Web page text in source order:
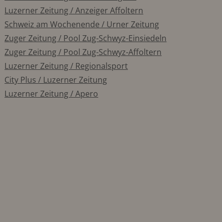
Luzerner Zeitung / Anzeiger Affoltern
Schweiz am Wochenende / Urner Zeitung
Zuger Zeitung / Pool Zug-Schwyz-Einsiedeln
Zuger Zeitung / Pool Zug-Schwyz-Affoltern
Luzerner Zeitung / Regionalsport
City Plus / Luzerner Zeitung
Luzerner Zeitung / Apero